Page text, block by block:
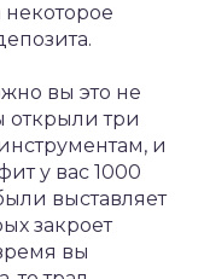
некоторое
вы это не
открыли три
и
у вас 1000
выставляет
закроет
вы